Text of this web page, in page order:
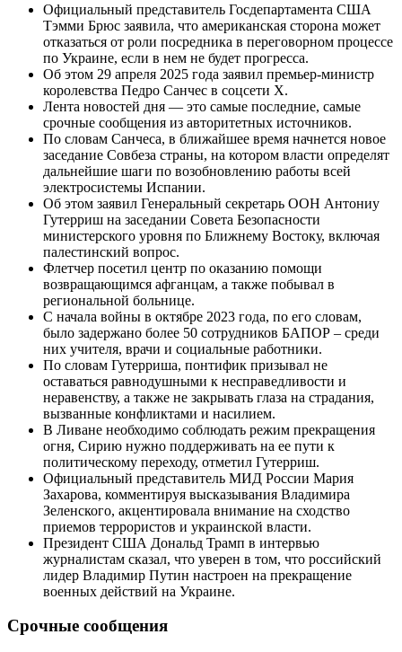
Официальный представитель Госдепартамента США
Тэмми Брюс заявила, что американская сторона может
отказаться от роли посредника в переговорном процессе
по Украине, если в нем не будет прогресса.
Об этом 29 апреля 2025 года заявил премьер-министр
королевства Педро Санчес в соцсети X.
Лента новостей дня — это самые последние, самые
срочные сообщения из авторитетных источников.
По словам Санчеса, в ближайшее время начнется новое
заседание Совбеза страны, на котором власти определят
дальнейшие шаги по возобновлению работы всей
электросистемы Испании.
Об этом заявил Генеральный секретарь ООН Антониу
Гутерриш на заседании Совета Безопасности
министерского уровня по Ближнему Востоку, включая
палестинский вопрос.
Флетчер посетил центр по оказанию помощи
возвращающимся афганцам, а также побывал в
региональной больнице.
С начала войны в октябре 2023 года, по его словам,
было задержано более 50 сотрудников БАПОР – среди
них учителя, врачи и социальные работники.
По словам Гутерриша, понтифик призывал не
оставаться равнодушными к несправедливости и
неравенству, а также не закрывать глаза на страдания,
вызванные конфликтами и насилием.
В Ливане необходимо соблюдать режим прекращения
огня, Сирию нужно поддерживать на ее пути к
политическому переходу, отметил Гутерриш.
Официальный представитель МИД России Мария
Захарова, комментируя высказывания Владимира
Зеленского, акцентировала внимание на сходство
приемов террористов и украинской власти.
Президент США Дональд Трамп в интервью
журналистам сказал, что уверен в том, что российский
лидер Владимир Путин настроен на прекращение
военных действий на Украине.
Срочные сообщения